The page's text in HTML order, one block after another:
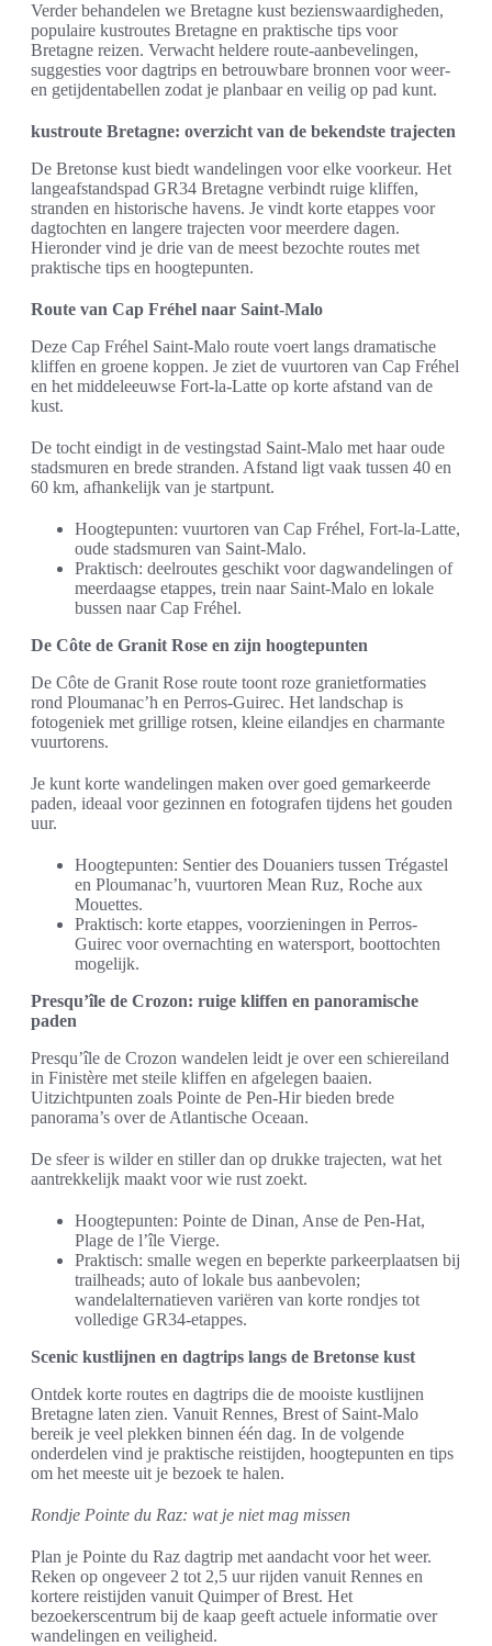
Verder behandelen we Bretagne kust bezienswaardigheden,
populaire kustroutes Bretagne en praktische tips voor
Bretagne reizen. Verwacht heldere route-aanbevelingen,
suggesties voor dagtrips en betrouwbare bronnen voor weer-
en getijdentabellen zodat je planbaar en veilig op pad kunt.
kustroute Bretagne: overzicht van de bekendste trajecten
De Bretonse kust biedt wandelingen voor elke voorkeur. Het
langeafstandspad GR34 Bretagne verbindt ruige kliffen,
stranden en historische havens. Je vindt korte etappes voor
dagtochten en langere trajecten voor meerdere dagen.
Hieronder vind je drie van de meest bezochte routes met
praktische tips en hoogtepunten.
Route van Cap Fréhel naar Saint-Malo
Deze Cap Fréhel Saint-Malo route voert langs dramatische
kliffen en groene koppen. Je ziet de vuurtoren van Cap Fréhel
en het middeleeuwse Fort-la-Latte op korte afstand van de
kust.
De tocht eindigt in de vestingstad Saint-Malo met haar oude
stadsmuren en brede stranden. Afstand ligt vaak tussen 40 en
60 km, afhankelijk van je startpunt.
Hoogtepunten: vuurtoren van Cap Fréhel, Fort-la-Latte,
oude stadsmuren van Saint-Malo.
Praktisch: deelroutes geschikt voor dagwandelingen of
meerdaagse etappes, trein naar Saint-Malo en lokale
bussen naar Cap Fréhel.
De Côte de Granit Rose en zijn hoogtepunten
De Côte de Granit Rose route toont roze granietformaties
rond Ploumanac’h en Perros-Guirec. Het landschap is
fotogeniek met grillige rotsen, kleine eilandjes en charmante
vuurtorens.
Je kunt korte wandelingen maken over goed gemarkeerde
paden, ideaal voor gezinnen en fotografen tijdens het gouden
uur.
Hoogtepunten: Sentier des Douaniers tussen Trégastel
en Ploumanac’h, vuurtoren Mean Ruz, Roche aux
Mouettes.
Praktisch: korte etappes, voorzieningen in Perros-
Guirec voor overnachting en watersport, boottochten
mogelijk.
Presqu’île de Crozon: ruige kliffen en panoramische
paden
Presqu’île de Crozon wandelen leidt je over een schiereiland
in Finistère met steile kliffen en afgelegen baaien.
Uitzichtpunten zoals Pointe de Pen-Hir bieden brede
panorama’s over de Atlantische Oceaan.
De sfeer is wilder en stiller dan op drukke trajecten, wat het
aantrekkelijk maakt voor wie rust zoekt.
Hoogtepunten: Pointe de Dinan, Anse de Pen-Hat,
Plage de l’île Vierge.
Praktisch: smalle wegen en beperkte parkeerplaatsen bij
trailheads; auto of lokale bus aanbevolen;
wandelalternatieven variëren van korte rondjes tot
volledige GR34-etappes.
Scenic kustlijnen en dagtrips langs de Bretonse kust
Ontdek korte routes en dagtrips die de mooiste kustlijnen
Bretagne laten zien. Vanuit Rennes, Brest of Saint-Malo
bereik je veel plekken binnen één dag. In de volgende
onderdelen vind je praktische reistijden, hoogtepunten en tips
om het meeste uit je bezoek te halen.
Rondje Pointe du Raz: wat je niet mag missen
Plan je Pointe du Raz dagtrip met aandacht voor het weer.
Reken op ongeveer 2 tot 2,5 uur rijden vanuit Rennes en
kortere reistijden vanuit Quimper of Brest. Het
bezoekerscentrum bij de kaap geeft actuele informatie over
wandelingen en veiligheid.